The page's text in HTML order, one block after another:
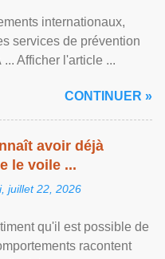
internationaux,
services de prévention
Afficher l'article ...
CONTINUER »
avoir déjà
le voile ...
juillet 22, 2026
qu'il est possible de
racontent